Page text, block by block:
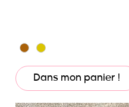
Dans mon panier !